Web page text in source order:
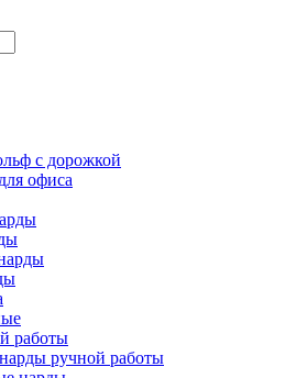
с дорожкой
офиса
работы
ручной работы